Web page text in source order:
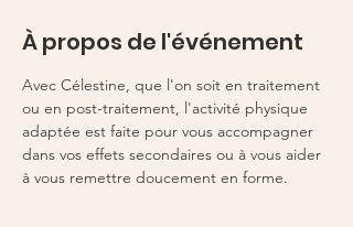
À propos de l'événement
Avec Célestine, que l'on soit en traitement
ou en post-traitement, l'activité physique
adaptée est faite pour vous accompagner
dans vos effets secondaires ou à vous aider
à vous remettre doucement en forme.